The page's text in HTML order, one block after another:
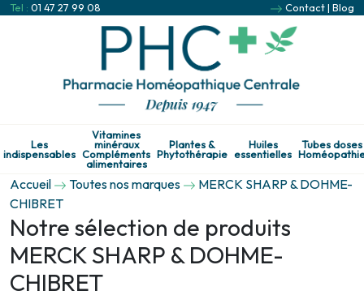
Tel : 01 47 27 99 08 Contact| Blog
Les
indispensables
Vitamines
minéraux
Compléments
alimentaires
Plantes &
Phytothérapie
Huiles
essentielles
Tubes doses
Accueil Toutes nos marques
MERCK SHARP & DOHME-
CHIBRET
Notre sélection de produits
MERCK SHARP & DOHME-
CHIBRET